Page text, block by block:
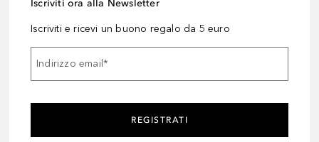
Iscriviti ora alla Newsletter
Iscriviti e ricevi un buono regalo da 5 euro
Indirizzo email*
REGISTRATI